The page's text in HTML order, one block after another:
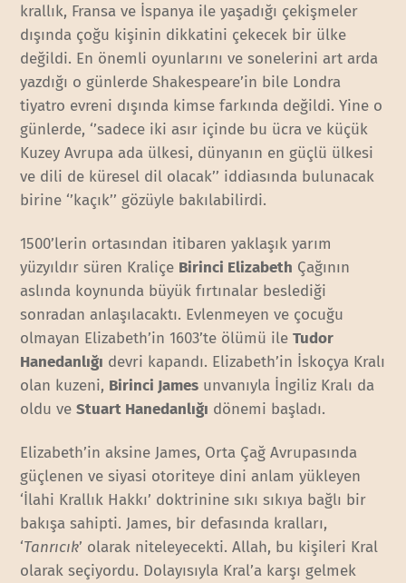
krallık, Fransa ve İspanya ile yaşadığı çekişmeler
dışında çoğu kişinin dikkatini çekecek bir ülke
değildi. En önemli oyunlarını ve sonelerini art arda
yazdığı o günlerde Shakespeare’in bile Londra
tiyatro evreni dışında kimse farkında değildi. Yine o
günlerde, ‘’sadece iki asır içinde bu ücra ve küçük
Kuzey Avrupa ada ülkesi, dünyanın en güçlü ülkesi
ve dili de küresel dil olacak’’ iddiasında bulunacak
birine ‘’kaçık’’ gözüyle bakılabilirdi.
1500’lerin ortasından itibaren yaklaşık yarım
yüzyıldır süren Kraliçe Birinci Elizabeth Çağının
aslında koynunda büyük fırtınalar beslediği
sonradan anlaşılacaktı. Evlenmeyen ve çocuğu
olmayan Elizabeth’in 1603’te ölümü ileTudor
Hanedanlığı devri kapandı. Elizabeth’in İskoçya Kralı
olan kuzeni, Birinci James unvanıyla İngiliz Kralı da
oldu veStuart Hanedanlığı dönemi başladı.
Elizabeth’in aksine James, Orta Çağ Avrupasında
güçlenen ve siyasi otoriteye dini anlam yükleyen
‘İlahi Krallık Hakkı’ doktrinine sıkı sıkıya bağlı bir
bakışa sahipti. James, bir defasında kralları,
‘Tanrıcık’ olarak niteleyecekti. Allah, bu kişileri Kral
olarak seçiyordu. Dolayısıyla Kral’a karşı gelmek